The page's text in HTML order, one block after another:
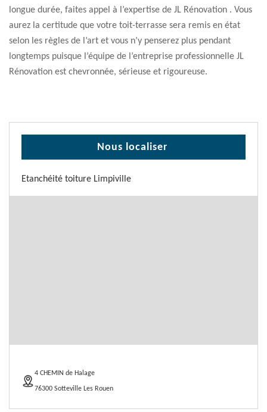
longue durée, faites appel à l’expertise de JL Rénovation . Vous
aurez la certitude que votre toit-terrasse sera remis en état
selon les règles de l’art et vous n’y penserez plus pendant
longtemps puisque l’équipe de l’entreprise professionnelle JL
Rénovation est chevronnée, sérieuse et rigoureuse.
Nous localiser
Etanchéité toiture Limpiville
4 CHEMIN de Halage
76300 Sotteville Les Rouen